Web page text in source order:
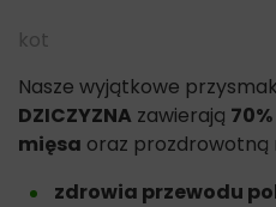
kot
Nasze wyjątkowe
DZICZYZNA zawierają
mięsa oraz prozdrowotną
zdrowia przewodu